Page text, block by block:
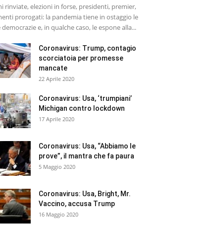
rinviate, elezioni in forse, presidenti, premier,
prorogati: la pandemia tiene in ostaggio le
e, in qualche caso, le espone alla...
Coronavirus: Trump, contagio
scorciatoia per promesse
mancate
22 Aprile 2020
Coronavirus: Usa, ‘trumpiani’
Michigan contro lockdown
17 Aprile 2020
Coronavirus: Usa, “Abbiamo le
prove”, il mantra che fa paura
5 Maggio 2020
Coronavirus: Usa, Bright, Mr.
Vaccino, accusa Trump
16 Maggio 2020